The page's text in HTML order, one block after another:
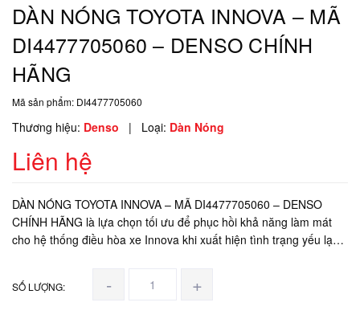
DÀN NÓNG TOYOTA INNOVA – MÃ
DI4477705060 – DENSO CHÍNH
HÃNG
Mã sản phẩm: DI4477705060
Thương hiệu: Denso | Loại: Dàn Nóng
Liên hệ
DÀN NÓNG TOYOTA INNOVA – MÃ DI4477705060 – DENSO
CHÍNH HÃNG là lựa chọn tối ưu để phục hồi khả năng làm mát
cho hệ thống điều hòa xe Innova khi xuất hiện tình trạng yếu lạnh
SỐ LƯỢNG: - +